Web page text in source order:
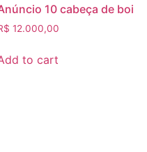
10 cabeça de boi
12.000,00
to cart